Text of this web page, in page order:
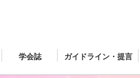
学会誌 ガイドライン・提言